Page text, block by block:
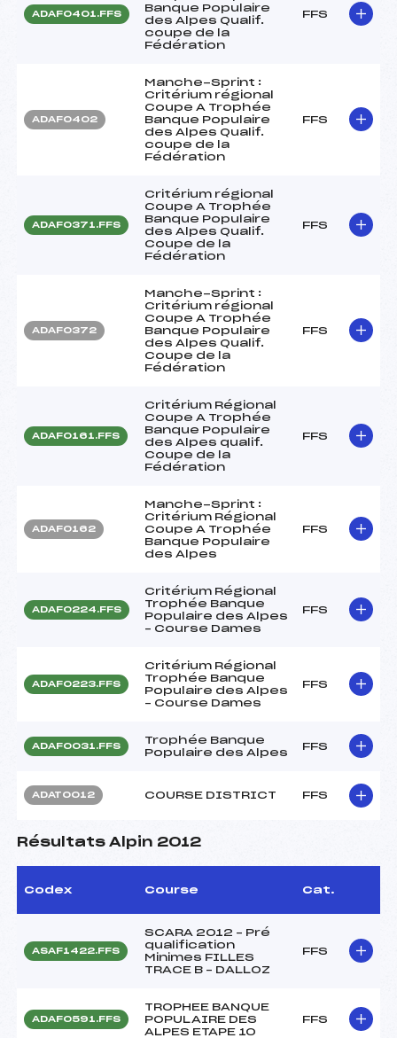
ADAF0401.FFS
Banque Populaire
des Alpes Qualif.
coupe de la
Fédération
FFS
ADAF0402
Manche-Sprint :
Critérium régional
Coupe A Trophée
Banque Populaire
des Alpes Qualif.
coupe de la
Fédération
FFS
ADAF0371.FFS
Critérium régional
Coupe A Trophée
Banque Populaire
des Alpes Qualif.
Coupe de la
Fédération
FFS
ADAF0372
Manche-Sprint :
Critérium régional
Coupe A Trophée
Banque Populaire
des Alpes Qualif.
Coupe de la
Fédération
FFS
ADAF0161.FFS
Critérium Régional
Coupe A Trophée
Banque Populaire
des Alpes qualif.
Coupe de la
Fédération
FFS
ADAF0162
Manche-Sprint :
Critérium Régional
Coupe A Trophée
Banque Populaire
des Alpes
FFS
ADAF0224.FFS
Critérium Régional
Trophée Banque
Populaire des Alpes
– Course Dames
FFS
ADAF0223.FFS
Critérium Régional
Trophée Banque
Populaire des Alpes
– Course Dames
FFS
ADAF0031.FFS
Trophée Banque
Populaire des Alpes
FFS
ADAT0012 COURSE DISTRICT FFS
Résultats Alpin 2012
Codex Course Cat.
ASAF1422.FFS
SCARA 2012 – Pré
qualification
Minimes FILLES
TRACE B – DALLOZ
FFS
ADAF0591.FFS
TROPHEE BANQUE
POPULAIRE DES
ALPES ETAPE 10
FFS